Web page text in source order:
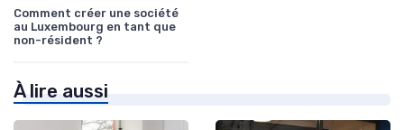
Comment créer une société
au Luxembourg en tant que
non-résident ?
À lire aussi